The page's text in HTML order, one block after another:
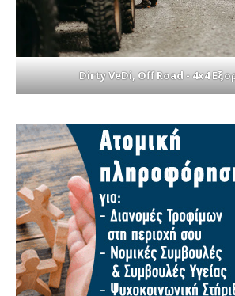
Dirty VeDi, Off Road - 4x4